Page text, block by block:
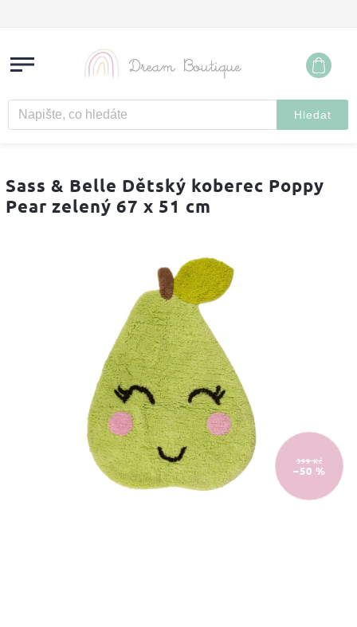
Hledat
Sass & Belle Dětský koberec Poppy
Pear zelený 67 x 51 cm
399 Kč
–50 %